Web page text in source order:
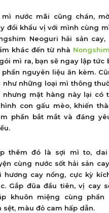
mì nước mãi cũng chán,
đổi khẩu vị với mình cùng
Neoguri hải sản cay,
khác đến từ nhà Nongshim
mì ra, bạn sẽ ngay lập tức
phần nguyên liệu ăn kèm.
như những loại mì thông
nhưng mặt hàng này lại có
con gấu mèo, khiến
phần bắt mắt và đáng
thêm đó là sợi mì to,
cùng nước sốt hải sản
hương cay nồng, cực kỳ
Gắp đũa đầu tiên, vị cay
khuôn miệng cùng phần
sệt, màu đỏ cam hấp dẫn.